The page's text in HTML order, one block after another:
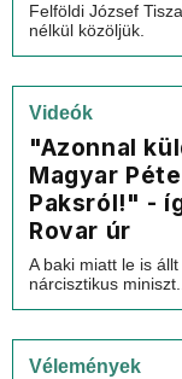
Felföldi József
nélkül közöljük.
Videók
"Azonnal
Magyar
Paksról!" -
Rovar úr
A baki miatt le is
nárcisztikus
Vélemények